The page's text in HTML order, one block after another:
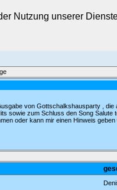
Nutzung unserer
von Gottschalkshausparty ,
sowie zum Schluss den Song Salute
oder kann mir einen Hinweis